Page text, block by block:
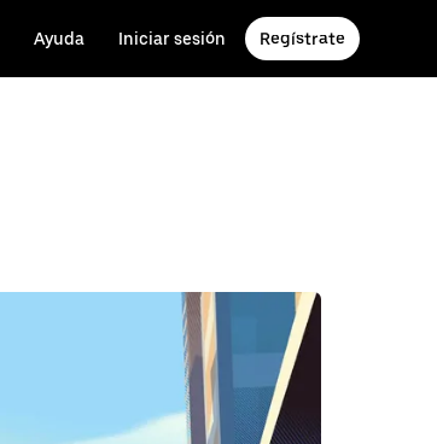
Ayuda Iniciar sesión Regístrate